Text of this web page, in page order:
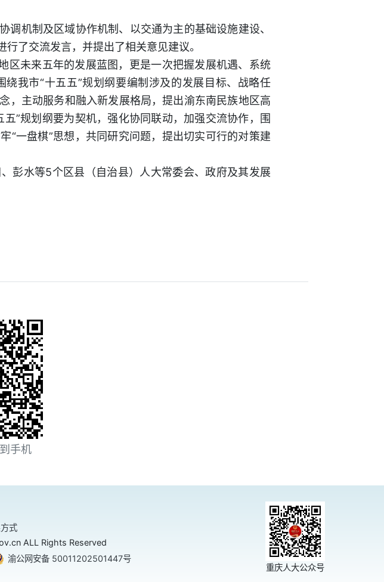
机制及区域协作机制、以交通为主的基础设施建设、
了交流发言，并提出了相关意见建议。
区未来五年的发展蓝图，更是一次把握发展机遇、系统
我市“十五五”规划纲要编制涉及的发展目标、战略任
，主动服务和融入新发展格局，提出渝东南民族地区高
”规划纲要为契机，强化协同联动，加强交流协作，围
“一盘棋”思想，共同研究问题，提出切实可行的对策建
彭水等5个区县（自治县）人大常委会、政府及其发展
手机
式
ALL Rights Reserved
渝公网安备 50011202501447号
重庆人大公众号